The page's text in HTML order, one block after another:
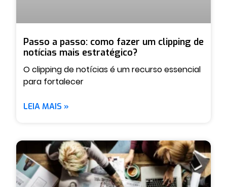
Passo a passo: como fazer um clipping de
notícias mais estratégico?
O clipping de notícias é um recurso essencial
para fortalecer
LEIA MAIS »